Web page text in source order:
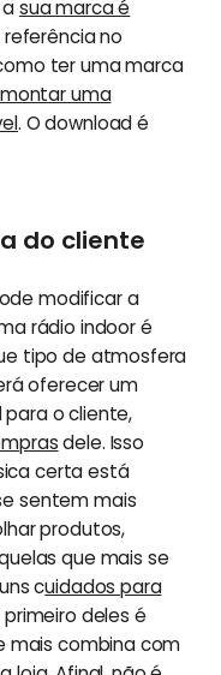
sua marca é
no
ter uma marca
uma
. O download é
do cliente
modificar a
rádio indoor é
tipo de atmosfera
oferecer um
o cliente,
dele. Isso
certa está
sentem mais
produtos,
que mais se
cuidados para
primeiro deles é
mais combina com